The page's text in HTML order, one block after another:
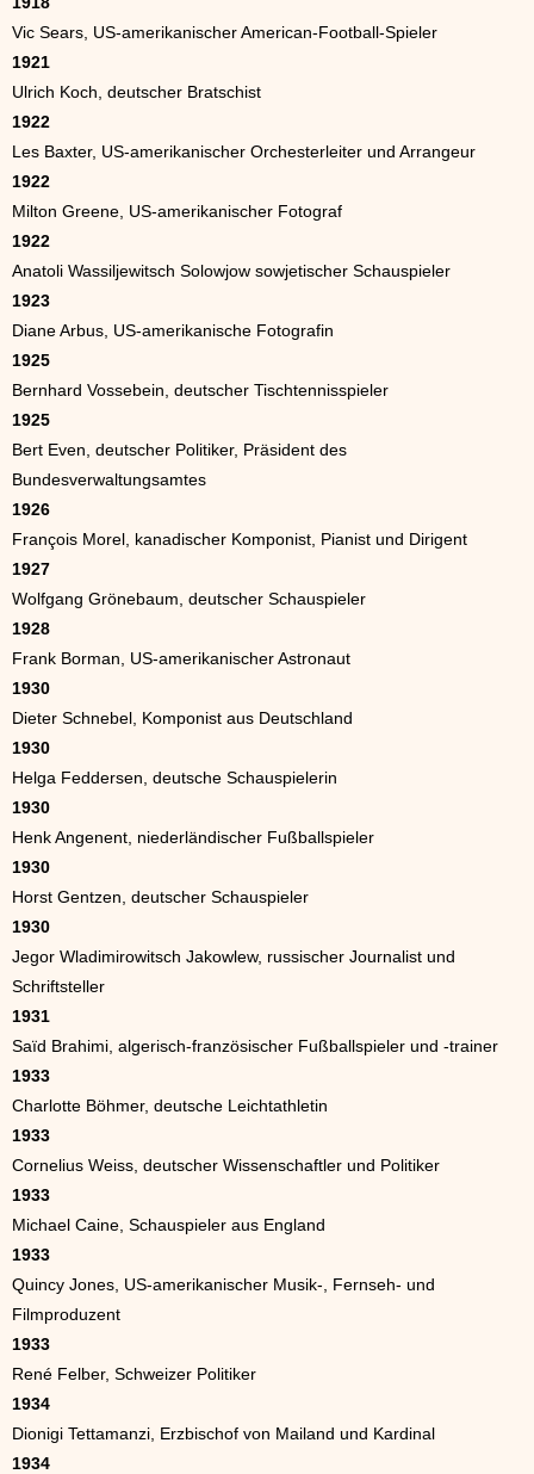
Vic Sears, US-amerikanischer American-Football-Spieler
1921
Ulrich Koch, deutscher Bratschist
1922
Les Baxter, US-amerikanischer Orchesterleiter und Arrangeur
1922
Milton Greene, US-amerikanischer Fotograf
1922
Anatoli Wassiljewitsch Solowjow sowjetischer Schauspieler
1923
Diane Arbus, US-amerikanische Fotografin
1925
Bernhard Vossebein, deutscher Tischtennisspieler
1925
Bert Even, deutscher Politiker, Präsident des
Bundesverwaltungsamtes
1926
François Morel, kanadischer Komponist, Pianist und Dirigent
1927
Wolfgang Grönebaum, deutscher Schauspieler
1928
Frank Borman, US-amerikanischer Astronaut
1930
Dieter Schnebel, Komponist aus Deutschland
1930
Helga Feddersen, deutsche Schauspielerin
1930
Henk Angenent, niederländischer Fußballspieler
1930
Horst Gentzen, deutscher Schauspieler
1930
Jegor Wladimirowitsch Jakowlew, russischer Journalist und
Schriftsteller
1931
Saïd Brahimi, algerisch-französischer Fußballspieler und -trainer
1933
Charlotte Böhmer, deutsche Leichtathletin
1933
Cornelius Weiss, deutscher Wissenschaftler und Politiker
1933
Michael Caine, Schauspieler aus England
1933
Quincy Jones, US-amerikanischer Musik-, Fernseh- und
Filmproduzent
1933
René Felber, Schweizer Politiker
1934
Dionigi Tettamanzi, Erzbischof von Mailand und Kardinal
1934